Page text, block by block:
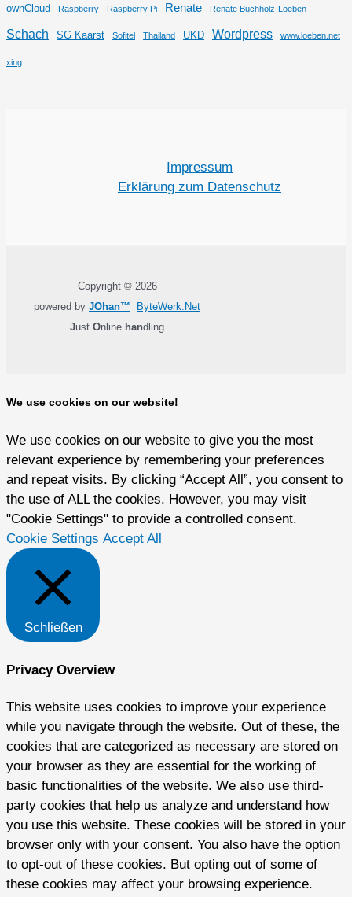
ownCloud Raspberry Raspberry Pi Renate Renate Buchholz-Loeben
Schach SG Kaarst Sofitel Thailand UKD Wordpress www.loeben.net
xing
Impressum
Erklärung zum Datenschutz
Copyright © 2026
powered by JOhan™
ByteWerk.Net
Just Online handling
We use cookies on our website!
We use cookies on our website to give you the most
relevant experience by remembering your preferences
and repeat visits. By clicking “Accept All”, you consent to
the use of ALL the cookies. However, you may visit
"Cookie Settings" to provide a controlled consent.
Cookie Settings Accept All
Schließen
Privacy Overview
This website uses cookies to improve your experience
while you navigate through the website. Out of these, the
cookies that are categorized as necessary are stored on
your browser as they are essential for the working of
basic functionalities of the website. We also use third-
party cookies that help us analyze and understand how
you use this website. These cookies will be stored in your
browser only with your consent. You also have the option
to opt-out of these cookies. But opting out of some of
these cookies may affect your browsing experience.